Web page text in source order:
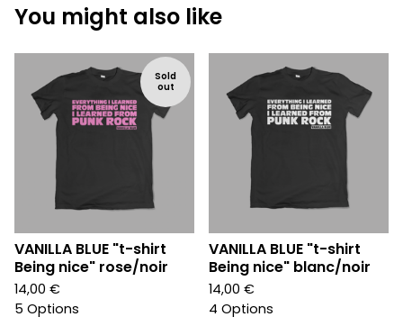
You might also like
Sold
out
VANILLA BLUE "t-shirt
Being nice" rose/noir
14,00 €
5 Options
VANILLA BLUE "t-shirt
Being nice" blanc/noir
14,00 €
4 Options